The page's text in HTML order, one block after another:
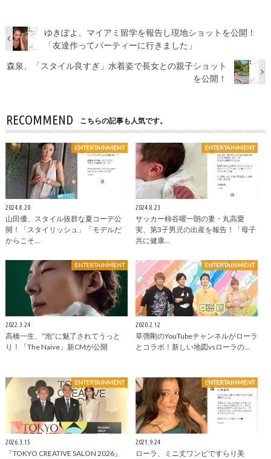
ゆきぽよ、マイアミ留学を報告し現地ショットを公開！
「友達作ってパーティーに行きました」
森泉、「スタイル良すぎ」水着姿で長女との親子ショット
を公開！
RECOMMEND こちらの記事も人気です。
ENTERTAINMENT
2024.8.20
山田優、スタイル抜群な夏コーデ公
開！「スタイリッシュ」「モデルだ
からこそ…
ENTERTAINMENT
2024.8.23
サッカー柿谷曜一朗の妻・丸高愛
実、第3子男児の出産を報告！「母子
共に健康…
ENTERTAINMENT
2022.3.24
高橋一生、“泡”に魅了されてうっと
り！「The Naive」新CMが公開
ENTERTAINMENT
2020.2.12
草彅剛のYouTubeチャンネルがローラ
とコラボ！新しい地図vsローラの…
ENTERTAINMENT
2026.3.15
『TOKYO CREATIVE SALON 2026』
ENTERTAINMENT
2021.9.24
ローラ、ミニ丈ワンピですらり美